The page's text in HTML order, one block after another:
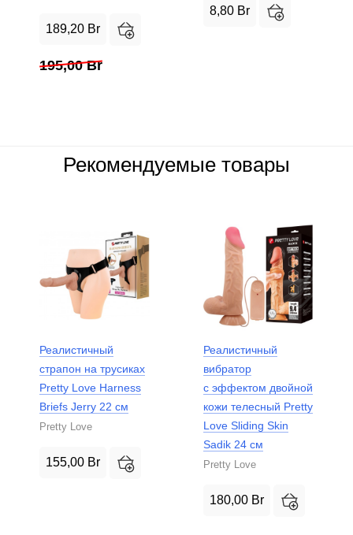
189,20 Br
195,00Br
8,80 Br
Рекомендуемые товары
Реалистичный
страпон на трусиках
Pretty Love Harness
Briefs Jerry 22 см
Pretty Love
155,00 Br
Реалистичный
вибратор
с эффектом двойной
кожи телесный Pretty
Love Sliding Skin
Sadik 24 см
Pretty Love
180,00 Br